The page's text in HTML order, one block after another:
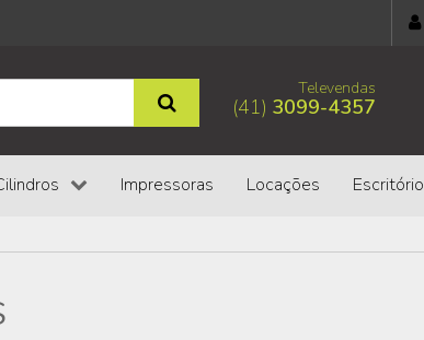
Televendas
(41) 3099-4357
Impressoras Locações Escritório